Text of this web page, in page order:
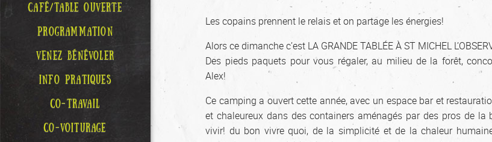
CAFÉ/TABLE OUVERTE
PROGRAMMATION
VENEZ BÉNÉVOLER
INFO PRATIQUES
CO-TRAVAIL
CO-VOITURAGE
Les copains prennent le relais et on partage les énergies!
Alors ce dimanche c’est LA GRANDE TABLÉE À ST MICHEL
Des pieds paquets pour vous régaler, au milieu de la forêt,
Alex!
Ce camping a ouvert cette année, avec un espace bar et
et chaleureux dans des containers aménagés par des pros de la
vivir! du bon vivre quoi, de la simplicité et de la chaleur